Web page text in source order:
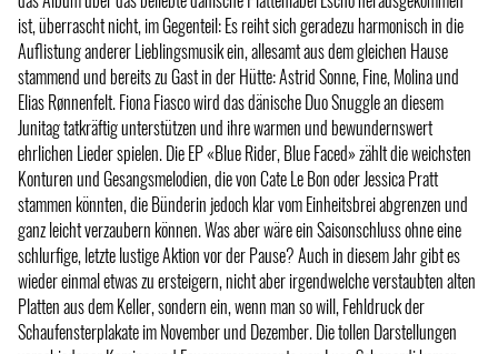
ist, überrascht nicht, im Gegenteil: Es reiht sich geradezu harmonisch in die
Auflistung anderer Lieblingsmusik ein, allesamt aus dem gleichen Hause
stammend und bereits zu Gast in der Hütte: Astrid Sonne, Fine, Molina und
Elias Rønnenfelt. Fiona Fiasco wird das dänische Duo Snuggle an diesem
Junitag tatkräftig unterstützen und ihre warmen und bewundernswert
ehrlichen Lieder spielen. Die EP «Blue Rider, Blue Faced» zählt die weichsten
Konturen und Gesangsmelodien, die von Cate Le Bon oder Jessica Pratt
stammen könnten, die Bünderin jedoch klar vom Einheitsbrei abgrenzen und
ganz leicht verzaubern können. Was aber wäre ein Saisonschluss ohne eine
schlurfige, letzte lustige Aktion vor der Pause? Auch in diesem Jahr gibt es
wieder einmal etwas zu ersteigern, nicht aber irgendwelche verstaubten alten
Platten aus dem Keller, sondern ein, wenn man so will, Fehldruck der
Schaufensterplakate im November und Dezember. Die tollen Darstellungen